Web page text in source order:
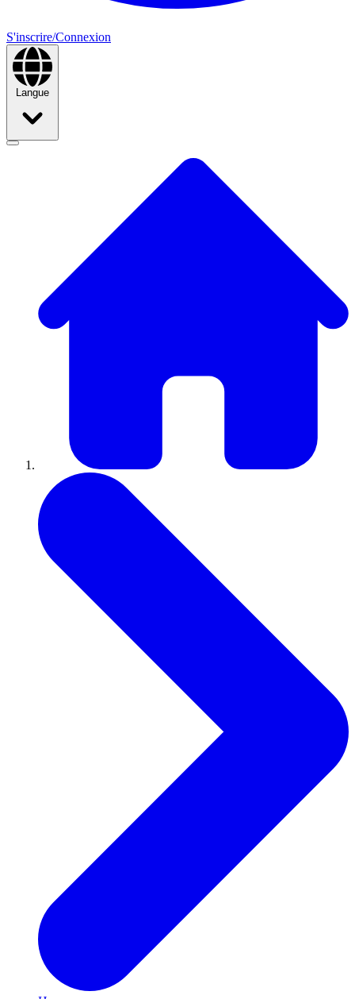
S'inscrire/Connexion
Langue